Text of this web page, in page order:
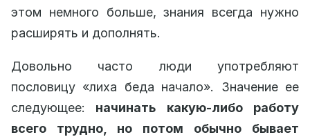
этом немного больше, знания всегда нужно
расширять и дополнять.
Довольно часто люди употребляют
пословицу «лиха беда начало». Значение ее
следующее: начинать какую-либо работу
всего трудно, но потом обычно бывает